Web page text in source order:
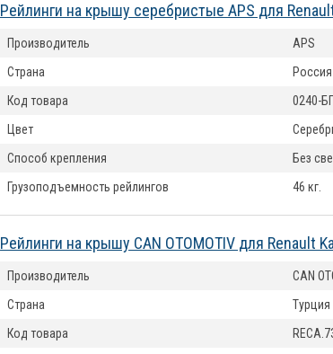
Рейлинги на крышу серебристые APS для
Производитель
APS
Страна
Россия
Код товара
0240-
Цвет
Способ крепления
Без
Грузоподъемность рейлингов
46 кг.
Рейлинги на крышу CAN OTOMOTIV для Renault
Производитель
CAN
Страна
Турция
Код товара